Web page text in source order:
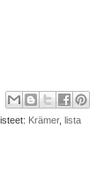
Krämer, lista